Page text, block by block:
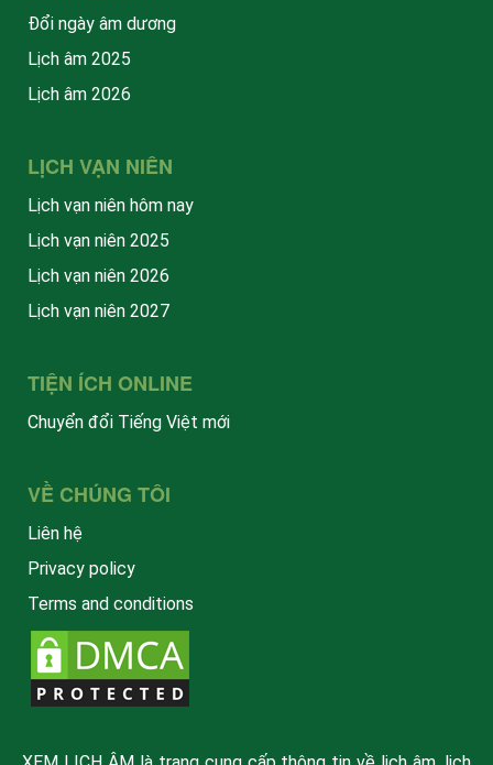
Đổi ngày âm dương
Lịch âm 2025
Lịch âm 2026
LỊCH VẠN NIÊN
Lịch vạn niên hôm nay
Lịch vạn niên 2025
Lịch vạn niên 2026
Lịch vạn niên 2027
TIỆN ÍCH ONLINE
Chuyển đổi Tiếng Việt mới
VỀ CHÚNG TÔI
Liên hệ
Privacy policy
Terms and conditions